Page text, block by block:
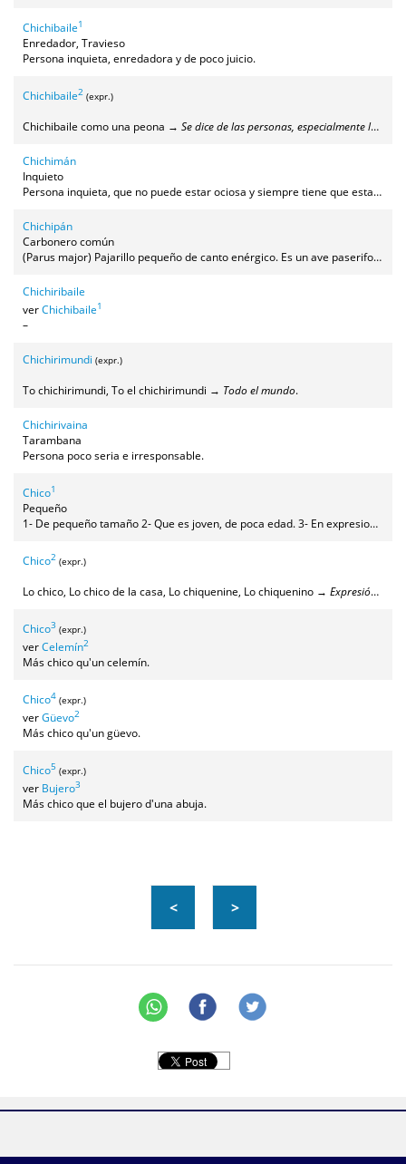
Chichibaile1
Enredador, Travieso
Persona inquieta, enredadora y de poco juicio.
Chichibaile2 (expr.)
Chichibaile como una peona → Se dice de las personas, especialmente los niños, que son muy inquietas o traviesas y no paran
Chichimán
Inquieto
Persona inquieta, que no puede estar ociosa y siempre tiene que estar haciendo algo.
Chichipán
Carbonero común
(Parus major) Pajarillo pequeño de canto enérgico. Es un ave paseriforme de la familia de los páridos, con cabeza y corbata negra, mejillas blancas, pecho amarillo y espalda verde y azul.
Chichiribaile
verChichibaile1
–
Chichirimundi (expr.)
To chichirimundi, To el chichirimundi → Todo el mundo.
Chichirivaina
Tarambana
Persona poco seria e irresponsable.
Chico1
Pequeño
1- De pequeño tamaño 2- Que es joven, de poca edad. 3- En expresiones como "de chico" o "cuando era chico", para referirse a la infancia de una persona. 4- Refiriéndose a un grupo de hijos o hermanos, el más joven de todos. 5- En la expresión "¡Pos chico/a!" para mostrar sorpresa (esta expresión, que ya usaban nuestros abuelos, viene de fuera, pues "chico" no tiene ese significado en nuestro dialecto).
Chico2 (expr.)
Lo chico, Lo chico de la casa, Lo chiquenine, Lo chiquenino → Expresión coloquial y cariñosa para referirse al más pequeño (o pequeña) de una familia (siempre que sea aún un niño pequeño). También se usa aunque no tenga (aún) hermanos
Chico3 (expr.)
verCelemín2
Más chico qu'un celemín.
Chico4 (expr.)
verGüevo2
Más chico qu'un güevo.
Chico5 (expr.)
ver Bujero3
Más chico que el bujero d'una abuja.
< >